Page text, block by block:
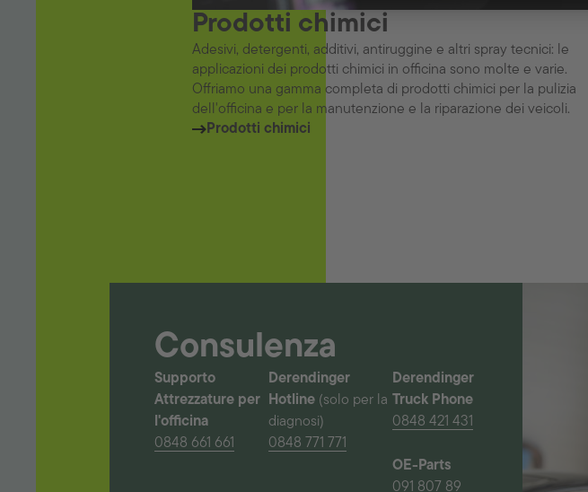
Prodotti chimici
Adesivi, detergenti, additivi, antiruggine e altri spray tecnici: le
applicazioni dei prodotti chimici in officina sono molte e varie.
Offriamo una gamma completa di prodotti chimici per la pulizia
dell'officina e per la manutenzione e la riparazione dei veicoli.
Prodotti chimici
Consulenza
Supporto
Attrezzature per
l'officina
0848 661 661
Derendinger
Hotline (solo per la
diagnosi)
0848 771 771
Derendinger
Truck Phone
0848 421 431
OE-Parts
091 807 89